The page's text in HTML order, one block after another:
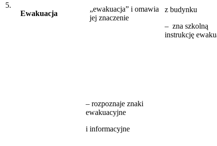
5.
Ewakuacja
„ewakuacja” i omawia
jej znaczenie
z budynku
– zna szkolną
instrukcję
– rozpoznaje znaki
ewakuacyjne
i informacyjne